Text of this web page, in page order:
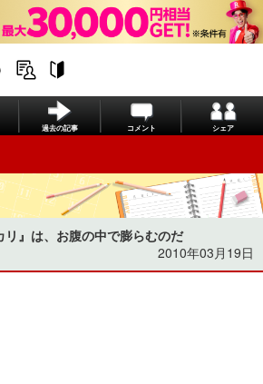
過去の記事 コメント シェア
リ』は、お腹の中で膨らむのだ
2010年03月19日